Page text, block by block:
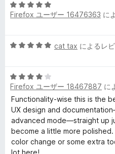
中
5
価
5
段
5
価
Firefox ユーザー 16476363 に
5
中
5
の
評
価
cat tax によるレ
5
段
階
中
4
の
評
価
Firefox ユーザー 18467887 に
Functionality-wise this is the
UX design and
advanced mode—straight up
become a little more polished.
color change or some extra
lot here!